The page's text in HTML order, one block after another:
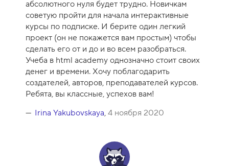
абсолютного нуля будет трудно. Новичкам
советую пройти для начала интерактивные
курсы по подписке. И берите один легкий
проект (он не покажется вам простым) чтобы
сделать его от и до и во всем разобраться.
Учеба в html academy однозначно стоит своих
денег и времени. Хочу поблагодарить
создателей, авторов, преподавателей курсов.
Ребята, вы классные, успехов вам!
Irina Yakubovskaya, 4 ноября 2020